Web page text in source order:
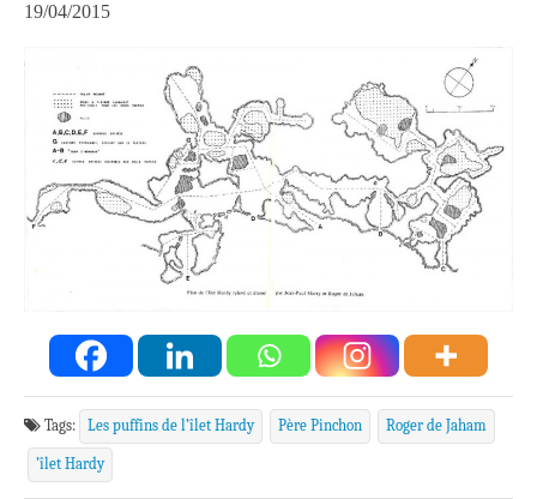
19/04/2015
Tags: Les puffins de l’îlet Hardy Père Pinchon Roger de Jaham
’îlet Hardy